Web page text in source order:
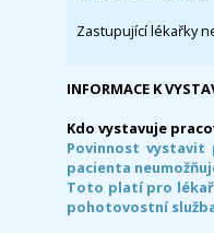
Zastupující lékařky
INFORMACE K
Kdo vystavuje
Povinnost vystavit
pacienta
Toto platí pro
pohotovostní